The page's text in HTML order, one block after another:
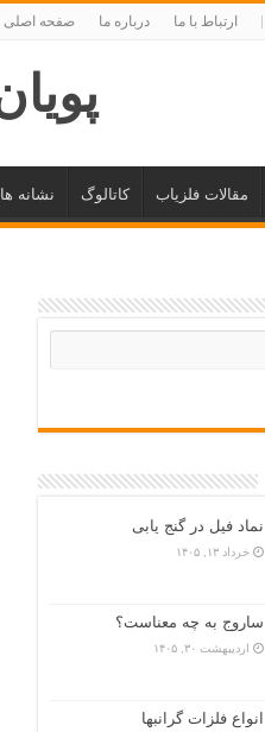
ارتباط با ما درباره ما صفحه اصلی
پویان
مقالات فلزیاب کاتالوگ نشانه
نماد فیل در گنج یابی
خرداد ۱۳, ۱۴۰۵
ساروج به چه معناست؟
اردیبهشت ۳۰, ۱۴۰۵
انواع فلزات گرانبها